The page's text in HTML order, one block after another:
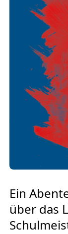
ALsace
Services
Ein
über das